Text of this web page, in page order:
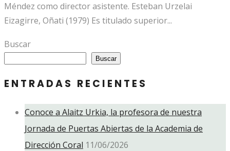
Méndez como director asistente. Esteban Urzelai
Eizagirre, Oñati (1979) Es titulado superior...
Buscar
Buscar
ENTRADAS RECIENTES
Conoce a Alaitz Urkia, la profesora de nuestra
Jornada de Puertas Abiertas de la Academia de
Dirección Coral 11/06/2026